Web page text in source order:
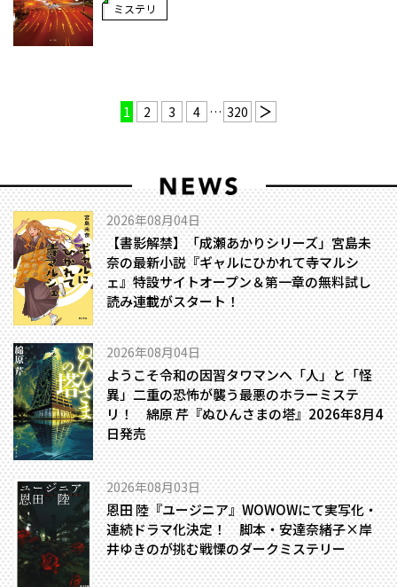
ミステリ
1 2 3 4 … 320
2026年08月04日
【書影解禁】「成瀬あかりシリーズ」宮島未
奈の最新小説『ギャルにひかれて寺マルシ
ェ』特設サイトオープン＆第一章の無料試し
読み連載がスタート！
2026年08月04日
ようこそ令和の因習タワマンへ――「人」と「怪
異」二重の恐怖が襲う最悪のホラーミステ
リ！ 綿原 芹『ぬひんさまの塔』2026年8月4
日発売
2026年08月03日
恩田 陸『ユージニア』WOWOWにて実写化・
連続ドラマ化決定！ 脚本・安達奈緒子×岸
井ゆきのが挑む戦慄のダークミステリー